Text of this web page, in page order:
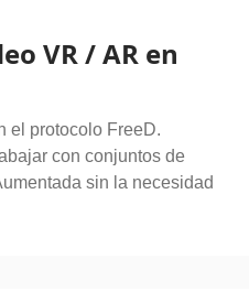
VR / AR en
el protocolo FreeD.
con conjuntos de
sin la necesidad